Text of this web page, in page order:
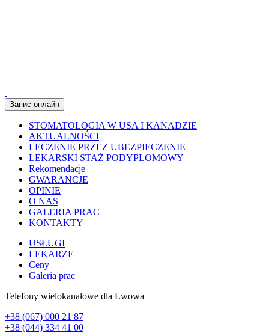
Запис онлайн
STOMATOLOGIA W USA I KANADZIE
AKTUALNOŚCI
LECZENIE PRZEZ UBEZPIECZENIE
LEKARSKI STAŻ PODYPLOMOWY
Rekomendacje
GWARANCJE
OPINIE
O NAS
GALERIA PRAC
KONTAKTY
USŁUGI
LEKARZE
Ceny
Galeria prac
Telefony wielokanałowe dla Lwowa
+38 (067) 000 21 87
+38 (044) 334 41 00